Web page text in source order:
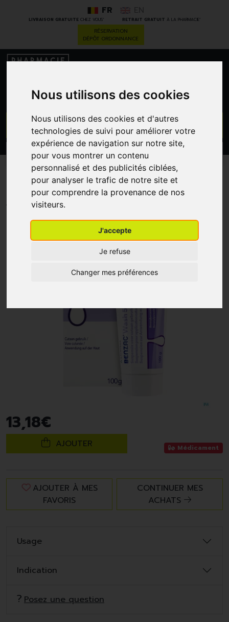
Nous utilisons des cookies
Nous utilisons des cookies et d'autres
technologies de suivi pour améliorer votre
expérience de navigation sur notre site,
pour vous montrer un contenu
personnalisé et des publicités ciblées,
pour analyser le trafic de notre site et
pour comprendre la provenance de nos
visiteurs.
J'accepte
Je refuse
Changer mes préférences
LIVRAISON GRATUITECHEZ VOUS* RETRAIT GRATUIT À LA PHARMACIE*
FR
RÉSERVATION
DÉPÔT ORDONNANCE
CATÉGORIES
Benzac Wash 5 % 100 G
GALDERMA BENELUX
13,18€
AJOUTER Médicament
AJOUTER À MES
FAVORIS
CONTINUER MES
ACHATS
Usage
Indication
Posez une question